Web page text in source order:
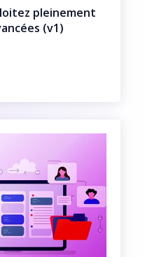
pleinement
(v1)